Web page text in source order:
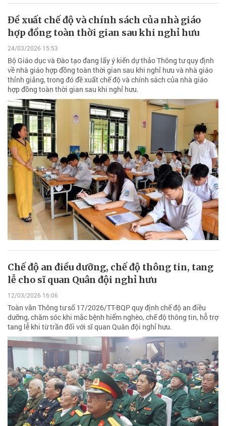
Đề xuất chế độ và chính sách của nhà giáo
hợp đồng toàn thời gian sau khi nghỉ hưu
24/03/2026 15:53
Bộ Giáo dục và Đào tạo đang lấy ý kiến dự thảo Thông tư quy định
về nhà giáo hợp đồng toàn thời gian sau khi nghỉ hưu và nhà giáo
thỉnh giảng, trong đó đề xuất chế độ và chính sách của nhà giáo
hợp đồng toàn thời gian sau khi nghỉ hưu.
Chế độ an điều dưỡng, chế độ thông tin, tang
lễ cho sĩ quan Quân đội nghỉ hưu
12/03/2026 16:06
Toàn văn Thông tư số 17/2026/TT-BQP quy định chế độ an điều
dưỡng, chăm sóc khi mắc bệnh hiểm nghèo, chế độ thông tin, hỗ trợ
tang lễ khi từ trần đối với sĩ quan Quân đội nghỉ hưu.